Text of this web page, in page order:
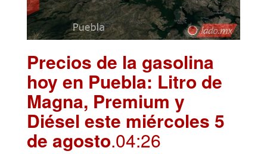
Precios de la gasolina
hoy en Puebla: Litro de
Magna, Premium y
Diésel este miércoles 5
de agosto.04:26